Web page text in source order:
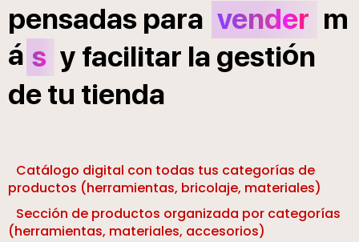
pensadas para vender m
á s y facilitar la gestión
detu tienda
Catálogo digital con todas tus categorías de
productos (herramientas, bricolaje, materiales)
Sección de productos organizada por categorías
(herramientas, materiales, accesorios)